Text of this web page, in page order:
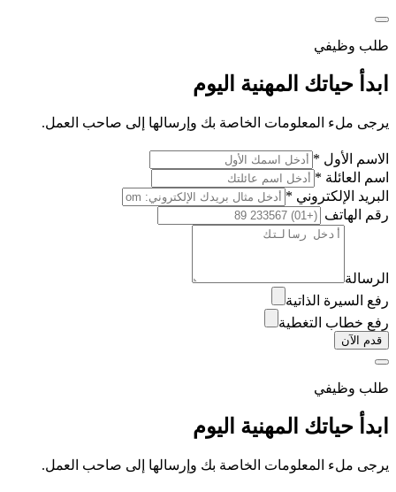
طلب وظيفي
ابدأ حياتك المهنية اليوم
يرجى ملء المعلومات الخاصة بك وإرسالها إلى صاحب العمل.
الاسم الأول *
اسم العائلة *
البريد الإلكتروني *
رقم الهاتف
الرسالة
رفع السيرة الذاتية
رفع خطاب التغطية
قدم الآن
طلب وظيفي
ابدأ حياتك المهنية اليوم
يرجى ملء المعلومات الخاصة بك وإرسالها إلى صاحب العمل.